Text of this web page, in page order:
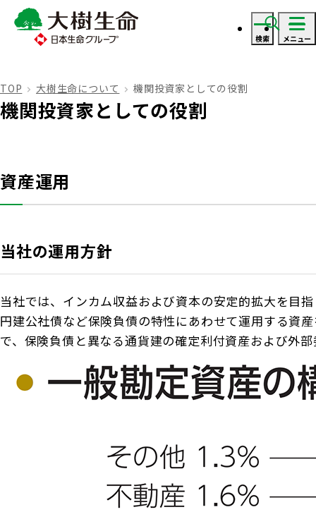
検索 メニュー
資料・見積り請求
お手続きのご案内
保険金・給付金のお支払いについて
契約内容の確認・変更
書類の再発行
満期保険金などのご請求
マイナンバーカードによるお手続き
その他のお手続き
商品を選ぶ
探してみよう！あなたにぴったりな保険
生命保険商品一覧
生命保険について知る
大樹あんしんナビゲーター
法人のお客さま
法人のお客さま トップ
各都道府県中小企業団体中央会の会員の
皆さま
福利厚生制度等
ガイドブック「団体保険における保険金・給付金
のご請求手続きとお支払いについて」
知る・楽しむ
知る・楽しむ トップ
お金について知る
公的保障試算ツール
大樹生命について
トップメッセージ
TOP 大樹生命について 機関投資家としての役割
機関投資家としての役割
資産運用
当社の運用方針
当社では、インカム収益および資本の安定的拡大を目
円建公社債など保険負債の特性にあわせて運用する資
で、保険負債と異なる通貨建の確定利付資産および外